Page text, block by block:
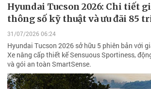
Hyundai Tucson 2026: Chi tiết
thông số kỹ thuật và ưu đãi 85
31/07/2026 06:24
Hyundai Tucson 2026 sở hữu 5 phiên bản với
Xe nâng cấp thiết kế Sensuous Sportiness,
và gói an toàn SmartSense.